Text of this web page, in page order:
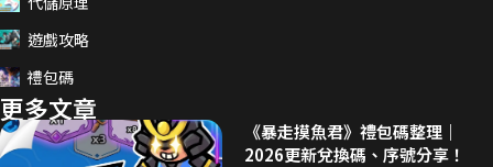
遊戲攻略
禮包碼
更多文章
《暴走摸魚君》禮包碼整理｜
2026更新兌換碼、序號分享！